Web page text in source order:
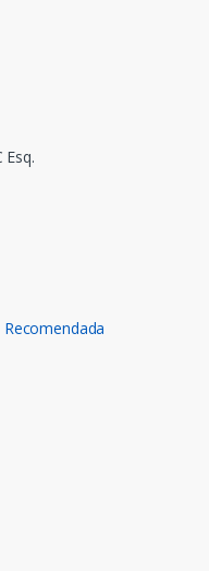
Esq.